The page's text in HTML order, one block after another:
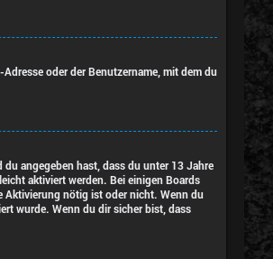
oder der Benutzername, mit dem du
du angegeben hast, dass du unter 13 Jahre
aktiviert werden. Bei einigen Boards
Aktivierung nötig ist oder nicht. Wenn du
wurde. Wenn du dir sicher bist, dass